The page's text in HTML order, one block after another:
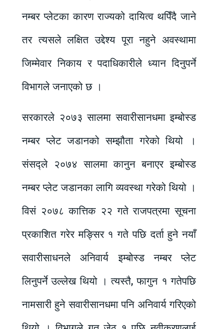
नम्बर प्लेटका कारण राज्यको दायित्व थपिँदै जाने
तर त्यसले लक्षित उद्देश्य पूरा नहुने अवस्थामा
जिम्मेवार निकाय र पदाधिकारीले ध्यान दिनुपर्ने
विभागले जनाएको छ ।
सरकारले २०७३ सालमा सवारीसानधमा इम्बोस्ड
नम्बर प्लेट जडानको सम्झौता गरेको थियो ।
संसद्ले २०७४ सालमा कानुन बनाएर इम्बोस्ड
नम्बर प्लेट जडानका लागि व्यवस्था गरेको थियो ।
विसं २०७८ कात्तिक २२ गते राजपत्रमा सूचना
प्रकाशित गरेर मङ्सिर १ गते पछि दर्ता हुने नयाँ
सवारीसाधनले अनिवार्य इम्बोस्ड नम्बर प्लेट
लिनुपर्ने उल्लेख थियो । त्यस्तै, फागुन १ गतेपछि
नामसारी हुने सवारीसानधमा पनि अनिवार्य गरिएको